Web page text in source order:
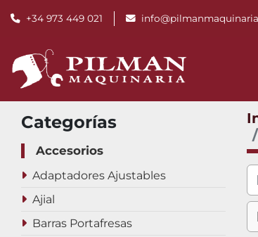
+34 973 449 021
Categorías
Accesorios
Adaptadores Ajustables
Ajial
Barras Portafresas